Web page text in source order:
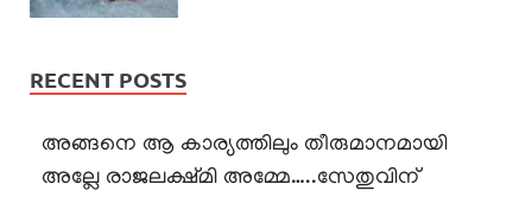
RECENT POSTS
അങ്ങനെ ആ കാര്യത്തിലും തീരുമാനമായി
അല്ലേ രാജലക്ഷ്മി അമ്മേ…..സേതുവിന്